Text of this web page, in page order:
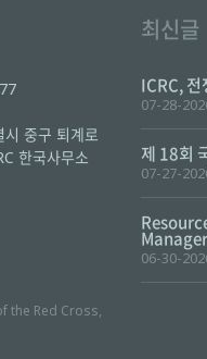
중구 퇴계로
한국사무소
the Red Cross,
최신글
ICRC,
07-28-
제 18회
07-27-
06-30-